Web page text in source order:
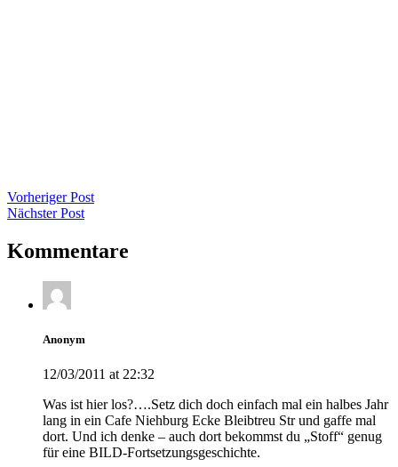
Vorheriger Post
Nächster Post
Kommentare
Anonym
12/03/2011 at 22:32
Was ist hier los?….Setz dich doch einfach mal ein halbes Jahr
lang in ein Cafe Niehburg Ecke Bleibtreu Str und gaffe mal
dort. Und ich denke – auch dort bekommst du „Stoff“ genug
für eine BILD-Fortsetzungsgeschichte.